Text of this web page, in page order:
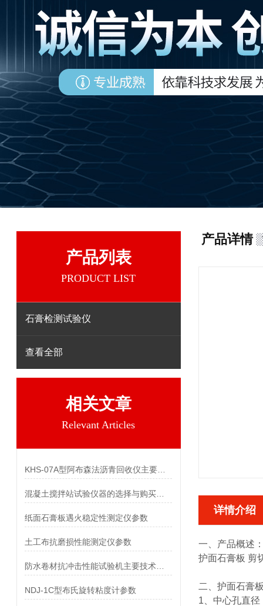
产品列表
PRODUCT LIST
石膏检测试验仪
查看全部
相关文章
Relevant Articles
纸面石膏板遇火稳定性测定仪参数
土工布抗磨损性能测定仪参数
NDJ-1C型布氏旋转粘度计参数
产品详情
详情介绍
一、产品概述
护面石膏板 剪
二、 护面石膏
1、中心孔直径